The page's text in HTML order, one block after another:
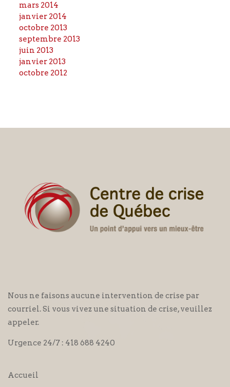
mars 2014
janvier 2014
octobre 2013
septembre 2013
juin 2013
janvier 2013
octobre 2012
Nous ne faisons aucune intervention de crise par
courriel. Si vous vivez une situation de crise, veuillez
appeler.
Urgence 24/7 : 418 688 4240
Accueil